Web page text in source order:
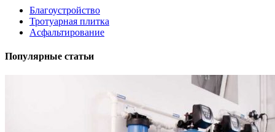
Благоустройство
Тротуарная плитка
Асфальтирование
Популярные статьи